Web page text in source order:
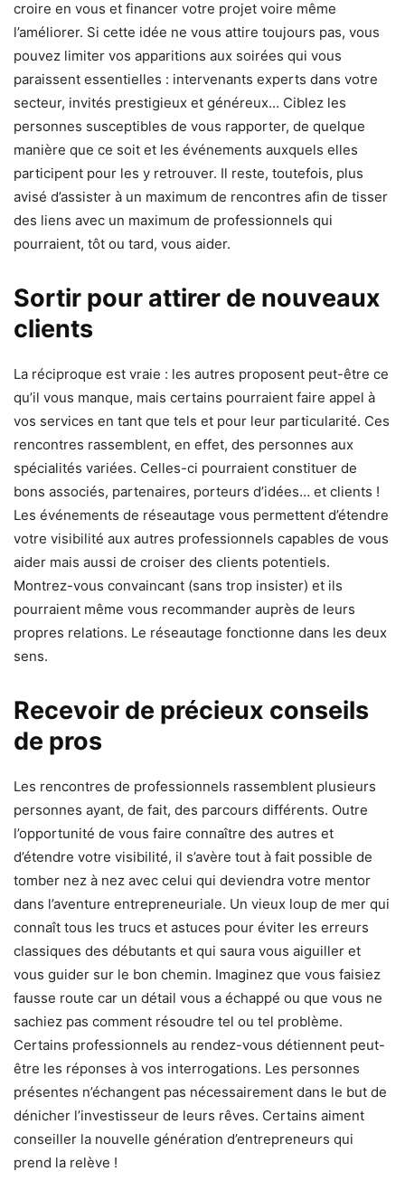
croire en vous et financer votre projet voire même
l’améliorer. Si cette idée ne vous attire toujours pas, vous
pouvez limiter vos apparitions aux soirées qui vous
paraissent essentielles : intervenants experts dans votre
secteur, invités prestigieux et généreux… Ciblez les
personnes susceptibles de vous rapporter, de quelque
manière que ce soit et les événements auxquels elles
participent pour les y retrouver. Il reste, toutefois, plus
avisé d’assister à un maximum de rencontres afin de tisser
des liens avec un maximum de professionnels qui
pourraient, tôt ou tard, vous aider.
Sortir pour attirer de nouveaux
clients
La réciproque est vraie : les autres proposent peut-être ce
qu’il vous manque, mais certains pourraient faire appel à
vos services en tant que tels et pour leur particularité. Ces
rencontres rassemblent, en effet, des personnes aux
spécialités variées. Celles-ci pourraient constituer de
bons associés, partenaires, porteurs d’idées… et clients !
Les événements de réseautage vous permettent d’étendre
votre visibilité aux autres professionnels capables de vous
aider mais aussi de croiser des clients potentiels.
Montrez-vous convaincant (sans trop insister) et ils
pourraient même vous recommander auprès de leurs
propres relations. Le réseautage fonctionne dans les deux
sens.
Recevoir de précieux conseils
de pros
Les rencontres de professionnels rassemblent plusieurs
personnes ayant, de fait, des parcours différents. Outre
l’opportunité de vous faire connaître des autres et
d’étendre votre visibilité, il s’avère tout à fait possible de
tomber nez à nez avec celui qui deviendra votre mentor
dans l’aventure entrepreneuriale. Un vieux loup de mer qui
connaît tous les trucs et astuces pour éviter les erreurs
classiques des débutants et qui saura vous aiguiller et
vous guider sur le bon chemin. Imaginez que vous faisiez
fausse route car un détail vous a échappé ou que vous ne
sachiez pas comment résoudre tel ou tel problème.
Certains professionnels au rendez-vous détiennent peut-
être les réponses à vos interrogations. Les personnes
présentes n’échangent pas nécessairement dans le but de
dénicher l’investisseur de leurs rêves. Certains aiment
conseiller la nouvelle génération d’entrepreneurs qui
prend la relève !